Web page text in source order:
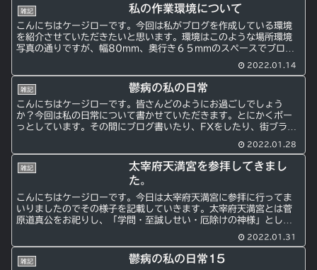
雑記 私の作業環境について
こんにちはケージローです。今回は私がブログを作成している環境
を紹介させていただきたいと思います。環境はこのような場所環境
写真の通りですが、幅80mm、奥行き６５mmのスペースでブログ
2022.01.14
雑記 鬱病の私の日常
こんにちはケージローです。皆さんどのようにお過ごしでしょう
か？今回は私の日常について書かせていただきます。とにかくボー
っとしています。その間にブログ書いたり、FXをしたり、街ブラし
2022.01.28
雑記
太宰府天満宮を参拝してきまし
た。
こんにちはケージローです。今日は太宰府天満宮に参拝に行ってま
いりましたのでその様子を記載していきます。太宰府天満宮とは菅
原道真公をお祀りし、「学問・至誠しせい・厄除けの神様」とし
2022.01.31
雑記 鬱病の私の日常15